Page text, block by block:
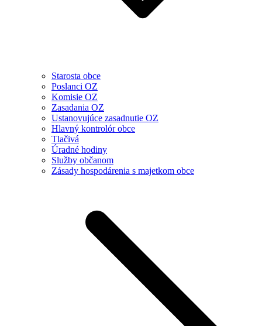
Starosta obce
Poslanci OZ
Komisie OZ
Zasadania OZ
Ustanovujúce zasadnutie OZ
Hlavný kontrolór obce
Tlačivá
Úradné hodiny
Služby občanom
Zásady hospodárenia s majetkom obce